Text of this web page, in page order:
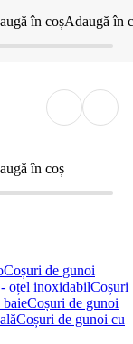
în coșAdaugă în
în coș
Coșuri de gunoi
oțel inoxidabilCoșuri
baieCoșuri de gunoi
Coșuri de gunoi cu